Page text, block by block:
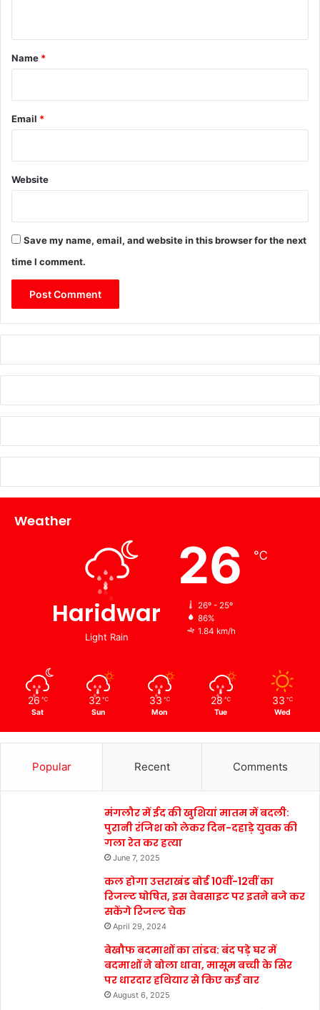
*
Name *
Email *
Website
Save my name, email, and website in this browser for the next
time I comment.
Weather
Haridwar
Light Rain
26 ℃
26º - 25º
86%
1.84 km/h
26 ℃
Sat
32 ℃
Sun
33 ℃
Mon
28 ℃
Tue
33 ℃
Wed
Popular Recent Comments
मंगलौर में ईद की खुशियां मातम में बदली:
पुरानी रंजिश को लेकर दिन-दहाड़े युवक की
गला रेत कर हत्या
June 7, 2025
कल होगा उत्तराखंड बोर्ड 10वीं-12वीं का
रिजल्ट घोषित, इस वेबसाइट पर इतने बजे कर
सकेंगे रिजल्ट चेक
April 29, 2024
बेखौफ बदमाशों का तांडव: बंद पड़े घर में
बदमाशों ने बोला धावा, मासूम बच्ची के सिर
पर धारदार हथियार से किए कई वार
August 6, 2025